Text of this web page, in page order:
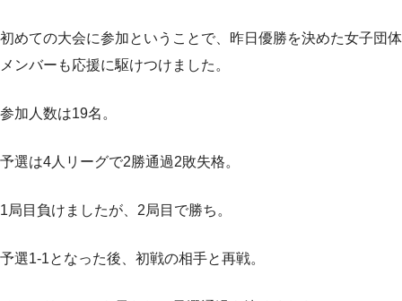
初めての大会に参加ということで、昨日優勝を決めた女子団体
メンバーも応援に駆けつけました。
参加人数は19名。
予選は4人リーグで2勝通過2敗失格。
1局目負けましたが、2局目で勝ち。
予選1-1となった後、初戦の相手と再戦。